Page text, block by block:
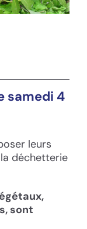
samedi 4
leurs
déchetterie
sont